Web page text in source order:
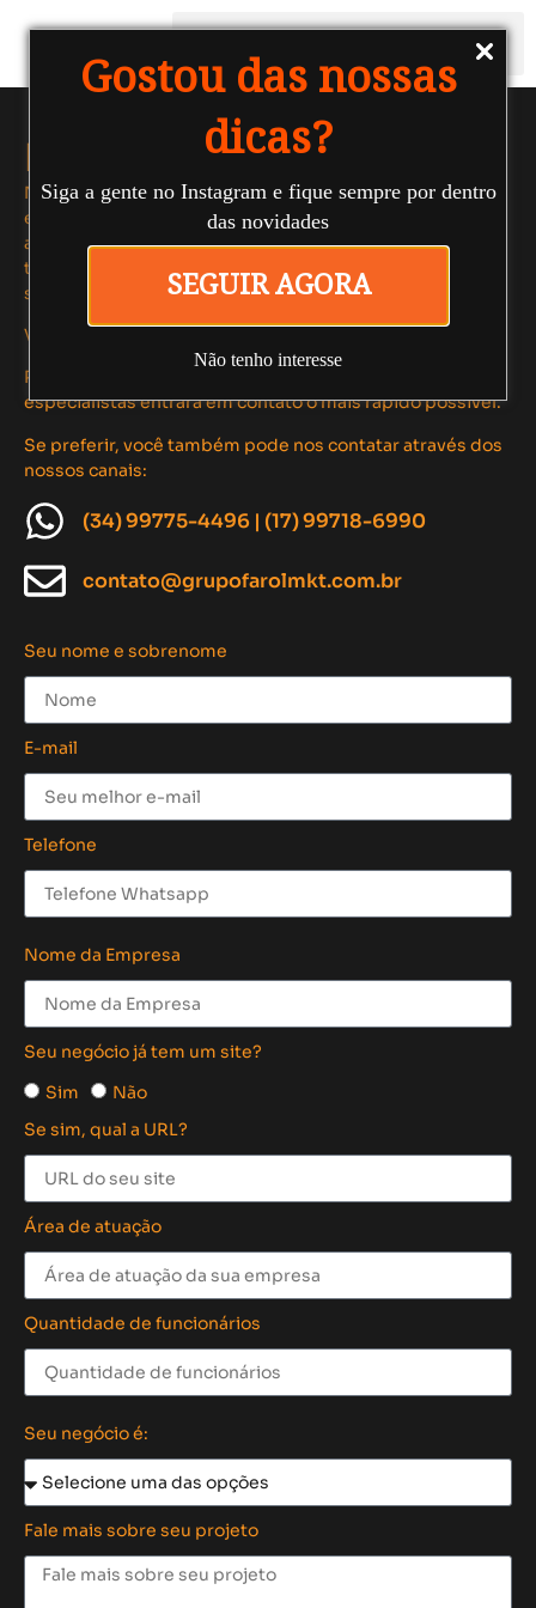
Gostou das nossas
dicas?
Siga a gente no Instagram e fique sempre por dentro
das novidades
SEGUIR AGORA
Não tenho interesse
Fale conosco
Nosso time #FAROL de profissionais multidisciplinares
está pronto para criar soluções inovadoras e estratégias
autênticas que elevam sua performance digital,
transformando clientes em verdadeiros parceiros para o
seu negócio.
Vamos conversar?
Preencha o formulário ao lado e nossa equipe de
especialistas entrará em contato o mais rápido possível.
Se preferir, você também pode nos contatar através dos
nossos canais:
(34) 99775-4496 | (17) 99718-6990
contato@grupofarolmkt.com.br
Seu nome e sobrenome
E-mail
Telefone
Nome da Empresa
Seu negócio já tem um site?
Sim
Não
Se sim, qual a URL?
Área de atuação
Quantidade de funcionários
Seu negócio é:
Fale mais sobre seu projeto